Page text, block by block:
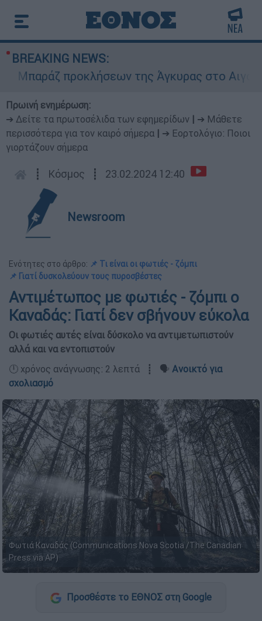
BREAKING NEWS:
προκλήσεων της Άγκυρας στο Αιγαίο:
Πρωινή ενημέρωση:
➔ Δείτε τα πρωτοσέλιδα των εφημερίδων
➔ Μάθετε
περισσότερα για τον καιρό σήμερα
➔ Εορτολόγιο: Ποιοι
γιορτάζουν σήμερα
┋ Κόσμος ┋ 23.02.2024 12:40
Newsroom
Ενότητες στο άρθρο: 📌 Τι είναι οι φωτιές - ζόμπι
📌 Γιατί δυσκολεύουν τους πυροσβέστες
Αντιμέτωπος με φωτιές - ζόμπι ο
Καναδάς: Γιατί δεν σβήνουν εύκολα
Οι φωτιές αυτές είναι δύσκολο να αντιμετωπιστούν
αλλά και να εντοπιστούν
🕛 χρόνος ανάγνωσης: 2 λεπτά ┋ 🗣️ Ανοικτό για
σχολιασμό
Φωτιά Καναδάς (Communications Nova Scotia /The Canadian
Press via AP)
Προσθέστε το ΕΘΝΟΣ στη Google